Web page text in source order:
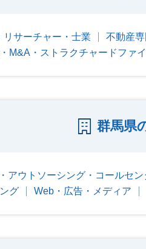
リサーチャー・士業 不動産
M&A・ストラクチャードファ
群馬県
アウトソーシング・コールセン
グ
Web・広告・メディア